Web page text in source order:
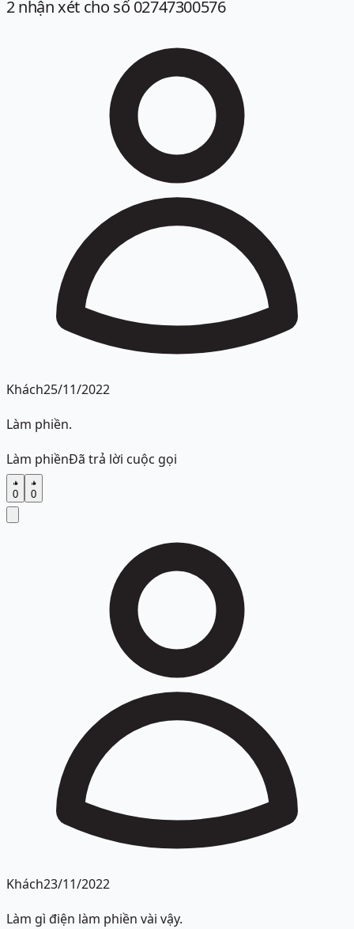
2nhận xét cho số 02747300576
Khách25/11/2022
Làm phiền.
Làm phiềnĐã trả lời cuộc gọi
0 0
Khách23/11/2022
Làm gì điện làm phiền vài vậy.